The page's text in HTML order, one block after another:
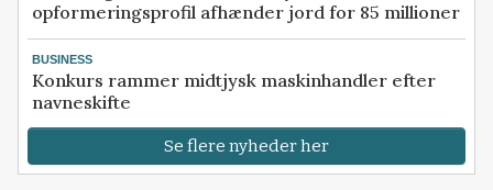
opformeringsprofil afhænder jord for 85 millioner
BUSINESS
Konkurs rammer midtjysk maskinhandler efter
navneskifte
Se flere nyheder her